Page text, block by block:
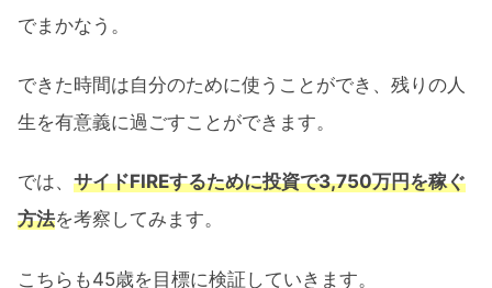
でまかなう。
できた時間は自分のために使うことができ、残りの人
生を有意義に過ごすことができます。
では、 サイドFIREするために投資で3,750万円を稼ぐ
方法を考察してみます。
こちらも45歳を目標に検証していきます。